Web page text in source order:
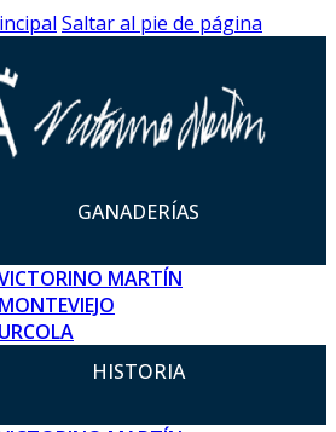
Saltar al pie de página
GANADERÍAS
MARTÍN
MONTEVIEJO
URCOLA
HISTORIA